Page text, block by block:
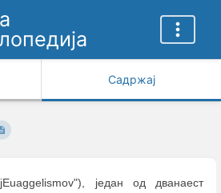
Садржај
један од дванаест